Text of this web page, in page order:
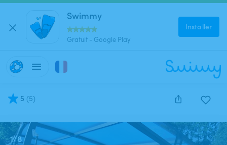
Swimmy
Gratuit - Google Play
Installer
5 (5)
Cette annonce est close et ne peut être réservée.
1/8